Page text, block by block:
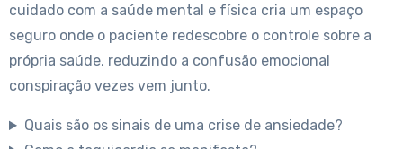
cuidado com a saúde mental e física cria um espaço
seguro onde o paciente redescobre o controle sobre a
própria saúde, reduzindo a confusão emocional
conspiração vezes vem junto.
Quais são os sinais de uma crise de ansiedade?